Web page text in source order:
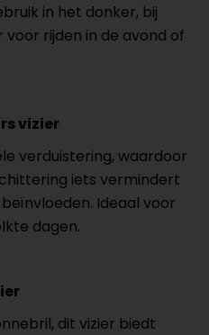
in het donker, bij
rijden in de avond of
vizier
verduistering, waardoor
iets vermindert
Ideaal voor
dagen.
dit vizier biedt